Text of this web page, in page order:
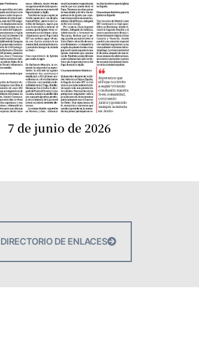
7 de junio de 2026
DIRECTORIO DE ENLACES